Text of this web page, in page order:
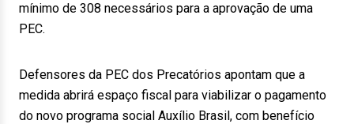
mínimo de 308 necessários para a aprovação de uma
PEC.
Defensores da PEC dos Precatórios apontam que a
medida abrirá espaço fiscal para viabilizar o pagamento
do novo programa social Auxílio Brasil, com benefício